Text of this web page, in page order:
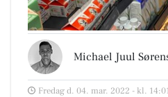
Michael Juul
Fredag d. 04. mar. 2022 - kl.